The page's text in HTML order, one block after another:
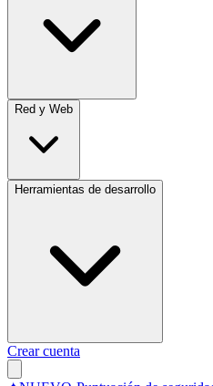
Red y Web
Herramientas de desarrollo
Crear cuenta